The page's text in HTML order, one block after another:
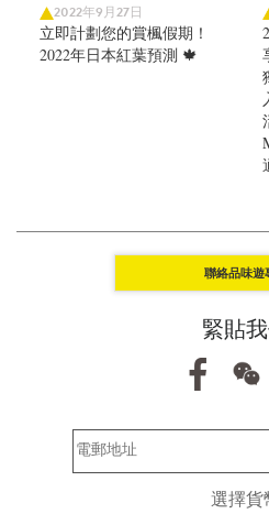
2022年9月27日
立即計劃您的賞楓假期！
2022年日本紅葉預測 🍁
聯絡品味遊
緊貼
選擇貨